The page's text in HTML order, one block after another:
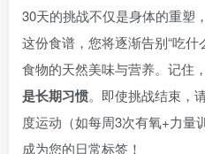
30天的挑战不仅是身体的重塑
这份食谱，您将逐渐告别“吃
食物的天然美味与营养。记住，
是长期习惯。即使挑战结束，
度运动（如每周3次有氧+力量
成为您的日常标签！